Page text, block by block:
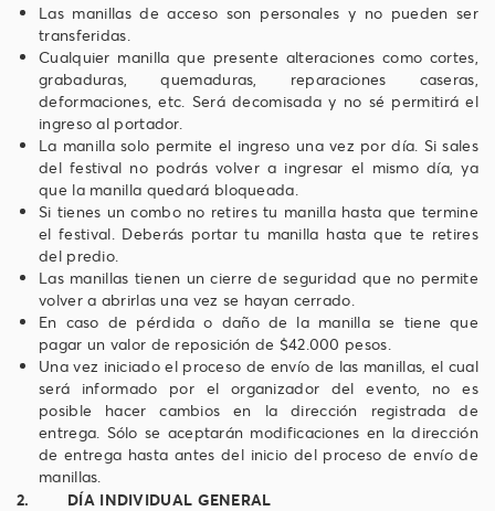
Las manillas de acceso son personales y no pueden ser
transferidas.
Cualquier manilla que presente alteraciones como cortes,
grabaduras, quemaduras, reparaciones caseras,
deformaciones, etc. Será decomisada y no sé permitirá el
ingreso al portador.
La manilla solo permite el ingreso una vez por día. Si sales
del festival no podrás volver a ingresar el mismo día, ya
que la manilla quedará bloqueada.
Si tienes un combo no retires tu manilla hasta que termine
el festival. Deberás portar tu manilla hasta que te retires
del predio.
Las manillas tienen un cierre de seguridad que no permite
volver a abrirlas una vez se hayan cerrado.
En caso de pérdida o daño de la manilla se tiene que
pagar un valor de reposición de $42.000 pesos.
Una vez iniciado el proceso de envío de las manillas, el cual
será informado por el organizador del evento, no es
posible hacer cambios en la dirección registrada de
entrega. Sólo se aceptarán modificaciones en la dirección
de entrega hasta antes del inicio del proceso de envío de
manillas.
2. DÍA INDIVIDUAL GENERAL